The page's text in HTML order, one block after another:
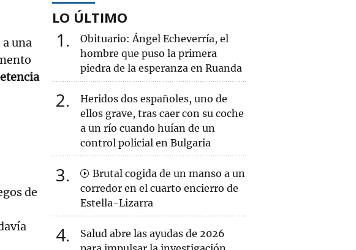
una
de
LO ÚLTIMO
1
Obituario: Ángel Echeverría, el
hombre que puso la primera
piedra de la esperanza en Ruanda
2
Heridos dos españoles, uno de
ellos grave, tras caer con su coche
a un río cuando huían de un
control policial en Bulgaria
3
Brutal cogida de un manso a un
corredor en el cuarto encierro de
Estella-Lizarra
4
Salud abre las ayudas de 2026